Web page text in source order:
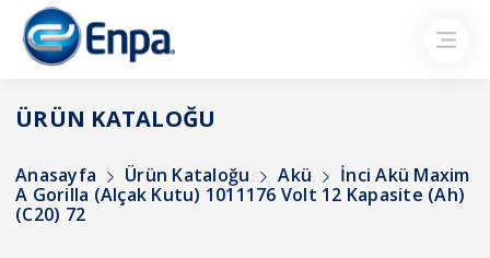
ÜRÜN KATALOĞU
Anasayfa Ürün Kataloğu Akü
İnci Akü Maxim
A Gorilla (Alçak Kutu) 1011176 Volt 12 Kapasite (Ah)
(C20) 72